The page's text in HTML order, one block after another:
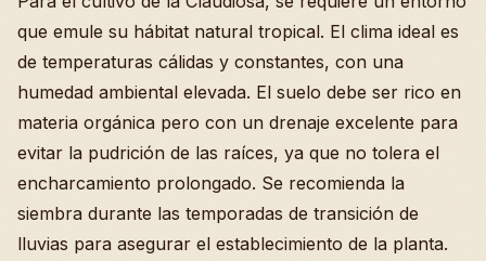
que emule su hábitat natural tropical. El clima ideal es
de temperaturas cálidas y constantes, con una
humedad ambiental elevada. El suelo debe ser rico en
materia orgánica pero con un drenaje excelente para
evitar la pudrición de las raíces, ya que no tolera el
encharcamiento prolongado. Se recomienda la
siembra durante las temporadas de transición de
lluvias para asegurar el establecimiento de la planta.